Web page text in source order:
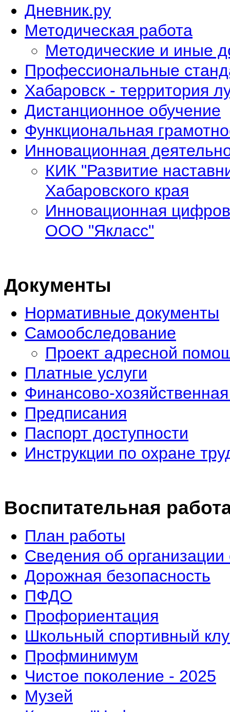
Дневник.ру
Методическая работа
Методические и иные
Профессиональные
Хабаровск - территория
Дистанционное обучение
Функциональная
Инновационная
КИК "Развитие
Хабаровского края
Инновационная
ООО "Якласс"
Документы
Нормативные документы
Самообследование
Проект адресной
Платные услуги
Финансово-
Предписания
Паспорт доступности
Инструкции по охране
Воспитательная
План работы
Сведения об
Дорожная безопасность
ПФДО
Профориентация
Школьный спортивный
Профминимум
Чистое поколение - 2025
Музей